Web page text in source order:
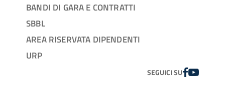
BANDI DI GARA E CONTRATTI
SBBL
AREA RISERVATA DIPENDENTI
URP
SEGUICI SUFACEBOOK
YOUTUBE